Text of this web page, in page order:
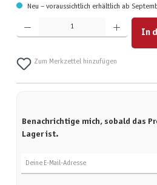
Neu – voraussichtlich erhältlich ab
Produkt Anzahl: Gib den gewünschten Wert ein oder
In
Zum Merkzettel hinzufügen
Benachrichtige mich, sobald das
Lager ist.